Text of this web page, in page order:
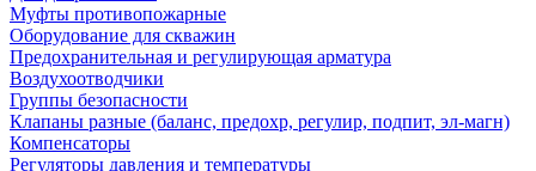
Муфты противопожарные
Оборудование для скважин
Предохранительная и регулирующая арматура
Воздухоотводчики
Группы безопасности
Клапаны разные (баланс, предохр, регулир, подпит, эл-магн)
Компенсаторы
Регуляторы давления и температуры